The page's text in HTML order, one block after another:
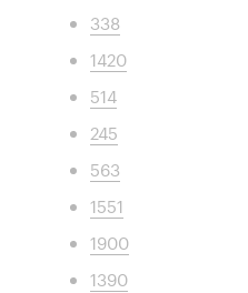
338
1420
514
245
563
1551
1900
1390